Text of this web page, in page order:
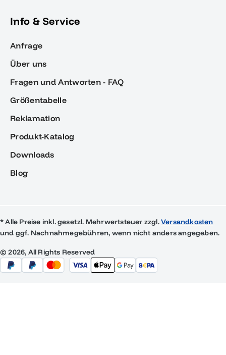
Info & Service
Anfrage
Über uns
Fragen und Antworten - FAQ
Größentabelle
Reklamation
Produkt-Katalog
Downloads
Blog
* Alle Preise inkl. gesetzl. Mehrwertsteuer zzgl.Versandkosten
und ggf. Nachnahmegebühren, wenn nicht anders angegeben.
© 2026, All Rights Reserved